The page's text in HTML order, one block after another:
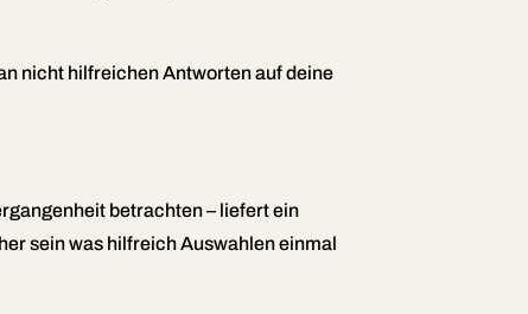
nicht hilfreichen Antworten auf deine
betrachten – liefert ein
sein was hilfreich Auswahlen einmal